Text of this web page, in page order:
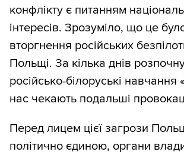
конфлікту є питанням
інтересів. Зрозуміло, що це
вторгнення російських
Польщі. За кілька днів
російсько-білоруські навчання
нас чекають подальші
Перед лицем цієї загрози
політично єдиною, органи